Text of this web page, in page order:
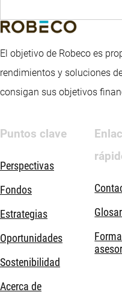
El objetivo de Robeco es
rendimientos y soluciones
consigan sus objetivos
Puntos clave
Perspectivas
Fondos
Estrategias
Oportunidades
Sostenibilidad
Acerca de